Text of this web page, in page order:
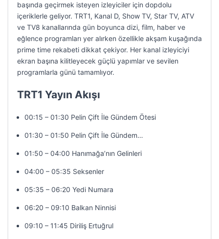
başında geçirmek isteyen izleyiciler için dopdolu
içeriklerle geliyor. TRT1, Kanal D, Show TV, Star TV, ATV
ve TV8 kanallarında gün boyunca dizi, film, haber ve
eğlence programları yer alırken özellikle akşam kuşağında
prime time rekabeti dikkat çekiyor. Her kanal izleyiciyi
ekran başına kilitleyecek güçlü yapımlar ve sevilen
programlarla günü tamamlıyor.
TRT1 Yayın Akışı
00:15 – 01:30 Pelin Çift İle Gündem Ötesi
01:30 – 01:50 Pelin Çift İle Gündem…
01:50 – 04:00 Hanımağa’nın Gelinleri
04:00 – 05:35 Seksenler
05:35 – 06:20 Yedi Numara
06:20 – 09:10 Balkan Ninnisi
09:10 – 11:45 Diriliş Ertuğrul